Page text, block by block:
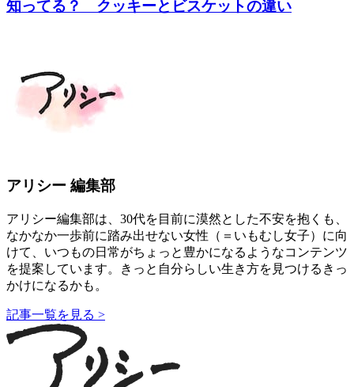
知ってる？ クッキーとビスケットの違い
アリシー 編集部
アリシー編集部は、30代を目前に漠然とした不安を抱くも、
なかなか一歩前に踏み出せない女性（＝いもむし女子）に向
けて、いつもの日常がちょっと豊かになるようなコンテンツ
を提案しています。きっと自分らしい生き方を見つけるきっ
かけになるかも。
記事一覧を見る >